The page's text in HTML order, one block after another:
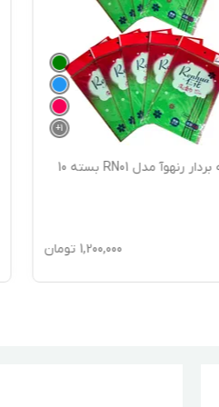
1
+
لیف لایه بردار رنهوآ مدل RN01 بسته 10
1,200,000 تومان